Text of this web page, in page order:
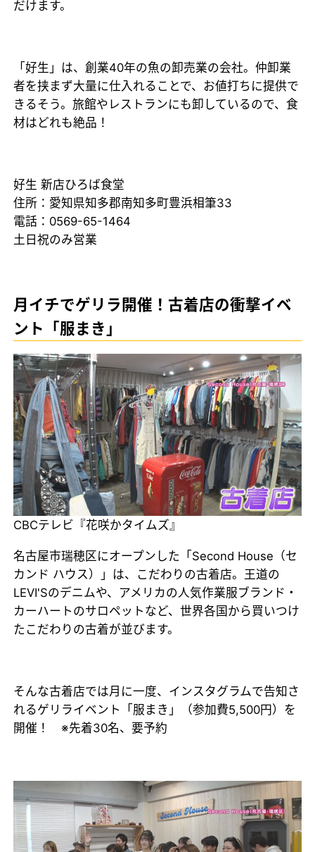
だけます。
「好生」は、創業40年の魚の卸売業の会社。仲卸業
者を挟まず大量に仕入れることで、お値打ちに提供で
きるそう。旅館やレストランにも卸しているので、食
材はどれも絶品！
好生 新店ひろば食堂
住所：愛知県知多郡南知多町豊浜相筆33
電話：0569-65-1464
土日祝のみ営業
月イチでゲリラ開催！古着店の衝撃イベ
ント「服まき」
CBCテレビ『花咲かタイムズ』
名古屋市瑞穂区にオープンした「Second House（セ
カンド ハウス）」は、こだわりの古着店。王道の
LEVI'Sのデニムや、アメリカの人気作業服ブランド・
カーハートのサロペットなど、世界各国から買いつけ
たこだわりの古着が並びます。
そんな古着店では月に一度、インスタグラムで告知さ
れるゲリライベント「服まき」（参加費5,500円）を
開催！ ※先着30名、要予約